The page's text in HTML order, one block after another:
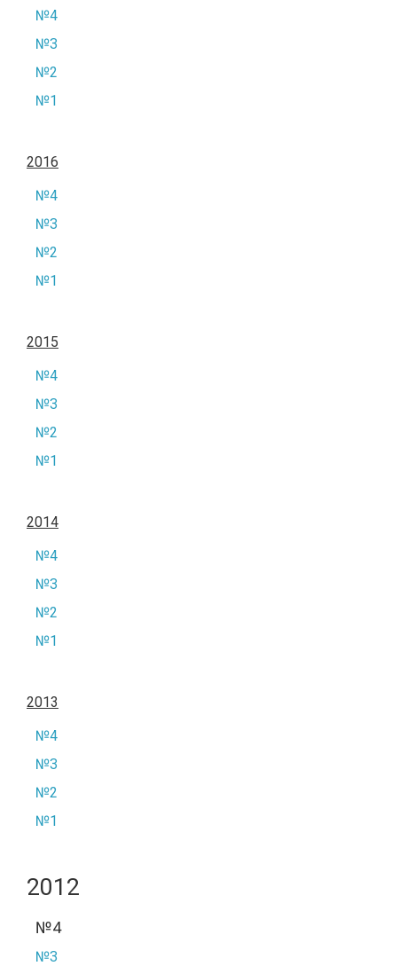
№4
№3
№2
№1
2016
№4
№3
№2
№1
2015
№4
№3
№2
№1
2014
№4
№3
№2
№1
2013
№4
№3
№2
№1
2012
№4
№3